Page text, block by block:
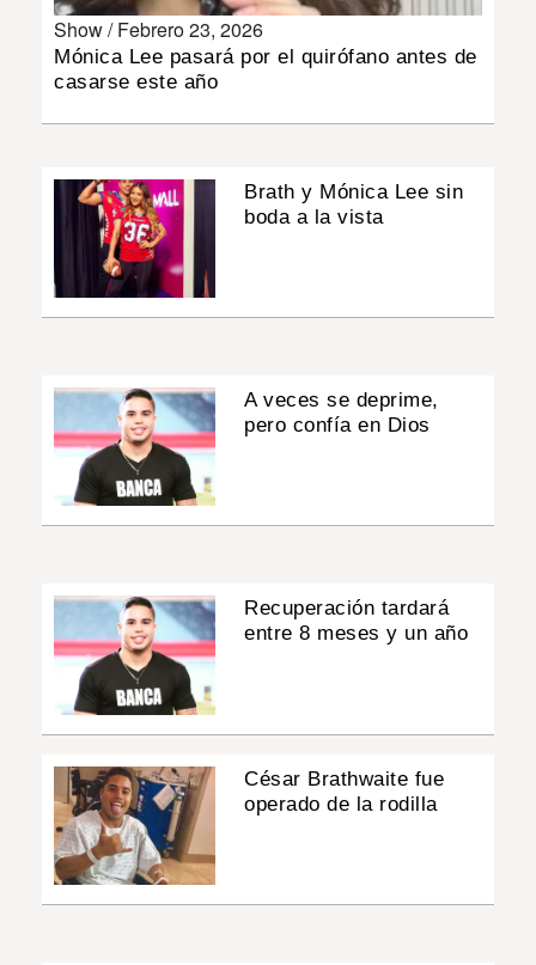
Show /Febrero 23, 2026
Mónica Lee pasará por el quirófano antes de
casarse este año
Brath y Mónica Lee sin
boda a la vista
A veces se deprime,
pero confía en Dios
Recuperación tardará
entre 8 meses y un año
César Brathwaite fue
operado de la rodilla